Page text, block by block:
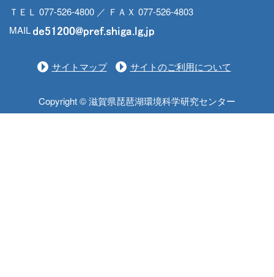
ＴＥＬ 077-526-4800 ／ ＦＡＸ 077-526-4803
MAIL
サイトマップ サイトのご利用について
Copyright © 滋賀県琵琶湖環境科学研究センター